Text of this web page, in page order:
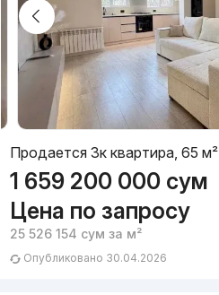
Продается 3к квартира, 65 м²
1 659 200 000 сум
Цена по запросу
25 526 154 сум за м²
Опубликовано 30.04.2026